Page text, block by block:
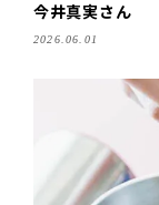
今井真実さん
2026.06.01